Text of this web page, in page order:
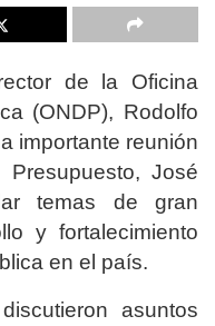
de la Oficina
(ONDP), Rodolfo
importante reunión
José
temas de gran
y fortalecimiento
en el país.
asuntos